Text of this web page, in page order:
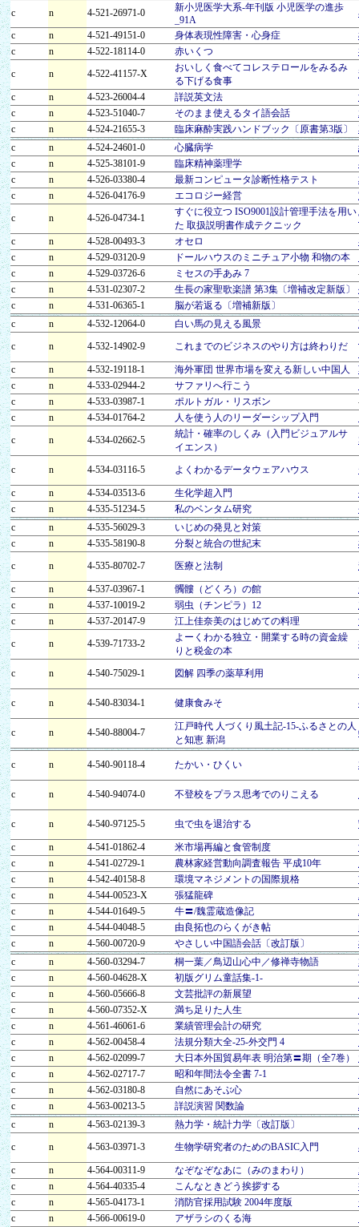
c
n 4-521-26971-0
新小児医学大系-年刊版 小児医学の進歩
_91A
c
n 4-521-49151-0 身体表現性障害・心身症
c
n 4-522-18114-0 赤いくつ
c
n 4-522-41157-X
おいしく食べてコレステロールをみるみ
る下げる食事
c n 4-523-26004-4 詳説英文法
c
n 4-523-51040-7 そのまま使えるタイ語会話
c
n 4-524-21655-3 臨床麻酔実践ハンドブック〔原書第3版〕
c
n 4-524-24601-0 心臓病学
c
n 4-525-38101-9 臨床精神薬理学
c
n 4-526-03380-4 最新コンピュータ診断性格テスト
c
n 4-526-04176-9 エコロジー経営
c
n 4-526-04734-1
すぐに役立つ ISO9001設計管理手法を用い
た 取扱説明書作成テクニック
c n 4-528-00493-3 オセロ
c
n 4-529-03120-9 ドールハウスのミニチュア小物 和物の本
c
n 4-529-03726-6 ミセスの手あみ 7
c
n 4-531-02307-2 生長の家聖歌楽譜 第3集〔増補改定新版〕
c
n 4-531-06365-1 脳が若返る〔増補新版〕
c
n 4-532-12064-0 白い馬の見える風景
c
n 4-532-14902-9 これまでのビジネスのやり方は終わりだ
c
n 4-532-19118-1 海外軍団 世界市場を変える新しい中国人
c
n 4-533-02944-2 サファリへ行こう
c
n 4-533-03987-1 ポルトガル・リスボン
c
n 4-534-01764-2 人を使う人のリーダーシップ入門
c
n 4-534-02662-5
統計・確率のしくみ（入門ビジュアルサ
イエンス）
c n 4-534-03116-5 よくわかるデータウェアハウス
c n 4-534-03513-6 生化学超入門
c
n 4-535-51234-5 私のベンタム研究
c
n 4-535-56029-3 いじめの発見と対策
c
n 4-535-58190-8 分裂と統合の世紀末
c
n 4-535-80702-7 医療と法制
c n 4-537-03967-1 髑髏（どくろ）の館
c
n 4-537-10019-2 弱虫（チンピラ）12
c
n 4-537-20147-9 江上佳奈美のはじめての料理
c
n 4-539-71733-2
よーくわかる独立・開業する時の資金繰
りと税金の本
c n 4-540-75029-1 図解 四季の薬草利用
c n 4-540-83034-1 健康食みそ
c n 4-540-88004-7
江戸時代 人づくり風土記-15-ふるさとの人
と知恵 新潟
c n 4-540-90118-4 たかい・ひくい
c n 4-540-94074-0 不登校をプラス思考でのりこえる
c n 4-540-97125-5 虫で虫を退治する
c n 4-541-01862-4 米市場再編と食管制度
c
n 4-541-02729-1 農林家経営動向調査報告 平成10年
c
n 4-542-40158-8 環境マネジメントの国際規格
c
n 4-544-00523-X 張猛龍碑
c
n 4-544-01649-5 牛〓/魏霊蔵造像記
c
n 4-544-04048-5 由良拓也のらくがき帖
c
n 4-560-00720-9 やさしい中国語会話〔改訂版〕
c
n 4-560-03294-7 桐一葉／鳥辺山心中／修禅寺物語
c
n 4-560-04628-X 初版グリム童話集-1-
c
n 4-560-05666-8 文芸批評の新展望
c
n 4-560-07352-X 満ち足りた人生
c
n 4-561-46061-6 業績管理会計の研究
c
n 4-562-00458-4 法規分類大全-25-外交門 4
c
n 4-562-02099-7 大日本外国貿易年表 明治第〓期（全7巻）
c
n 4-562-02717-7 昭和年間法令全書 7-1
c
n 4-562-03180-8 自然にあそぶ心
c
n 4-563-00213-5 詳説演習 関数論
c
n 4-563-02139-3 熱力学・統計力学〔改訂版〕
c
n 4-563-03971-3 生物学研究者のためのBASIC入門
c n 4-564-00311-9 なぞなぞなあに（みのまわり）
c
n 4-564-40335-4 こんなときどう挨拶する
c
n 4-565-04173-1 消防官採用試験 2004年度版
c
n 4-566-00619-0 アザラシのくる海